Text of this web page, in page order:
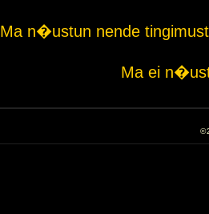
Ma n�ustun nende
Ma ei
©